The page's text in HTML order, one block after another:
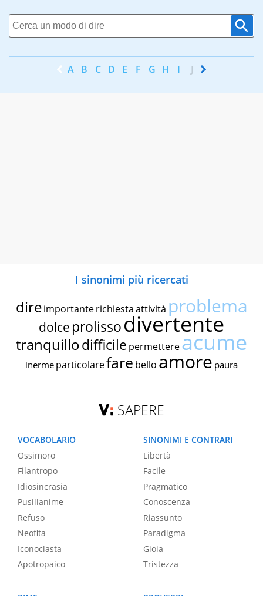
A B C D E F G H I J K
I sinonimi più ricercati
dire importante richiestaattività problema
dolce prolissodivertente
tranquillodifficile permettereacume
inerme particolarefare bello amore paura
SAPERE
VOCABOLARIO
Ossimoro
Filantropo
Idiosincrasia
Pusillanime
Refuso
Neofita
Iconoclasta
Apotropaico
SINONIMI E CONTRARI
Libertà
Facile
Pragmatico
Conoscenza
Riassunto
Paradigma
Gioia
Tristezza